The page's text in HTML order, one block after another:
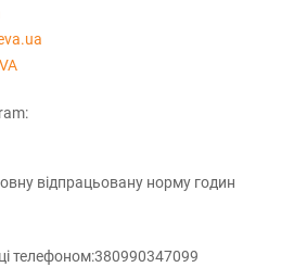
відпрацьовану норму годин
телефоном:380990347099